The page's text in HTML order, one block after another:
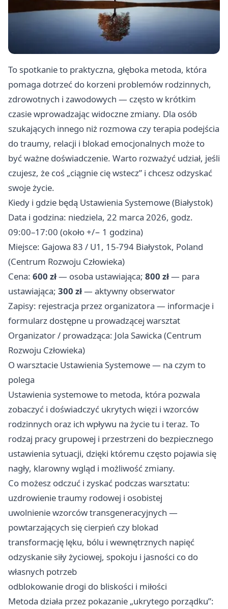
To spotkanie to praktyczna, głęboka metoda, która
pomaga dotrzeć do korzeni problemów rodzinnych,
zdrowotnych i zawodowych — często w krótkim
czasie wprowadzając widoczne zmiany. Dla osób
szukających innego niż rozmowa czy terapia podejścia
do traumy, relacji i blokad emocjonalnych może to
być ważne doświadczenie. Warto rozważyć udział, jeśli
czujesz, że coś „ciągnie cię wstecz” i chcesz odzyskać
swoje życie.
Kiedy i gdzie będą Ustawienia Systemowe (Białystok)
Data i godzina: niedziela, 22 marca 2026, godz.
09:00–17:00 (około +/− 1 godzina)
Miejsce: Gajowa 83 / U1, 15-794 Białystok, Poland
(Centrum Rozwoju Człowieka)
Cena: 600 zł— osoba ustawiająca; 800 zł— para
ustawiająca; 300 zł— aktywny obserwator
Zapisy: rejestracja przez organizatora — informacje i
formularz dostępne u prowadzącej warsztat
Organizator / prowadząca: Jola Sawicka (Centrum
Rozwoju Człowieka)
O warsztacie Ustawienia Systemowe — na czym to
polega
Ustawienia systemowe to metoda, która pozwala
zobaczyć i doświadczyć ukrytych więzi i wzorców
rodzinnych oraz ich wpływu na życie tu i teraz. To
rodzaj pracy grupowej i przestrzeni do bezpiecznego
ustawienia sytuacji, dzięki któremu często pojawia się
nagły, klarowny wgląd i możliwość zmiany.
Co możesz odczuć i zyskać podczas warsztatu:
uzdrowienie traumy rodowej i osobistej
uwolnienie wzorców transgeneracyjnych —
powtarzających się cierpień czy blokad
transformację lęku, bólu i wewnętrznych napięć
odzyskanie siły życiowej, spokoju i jasności co do
własnych potrzeb
odblokowanie drogi do bliskości i miłości
Metoda działa przez pokazanie „ukrytego porządku”: